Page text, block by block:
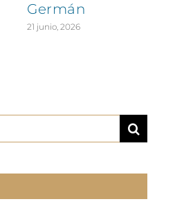
Germán
21 junio, 2026